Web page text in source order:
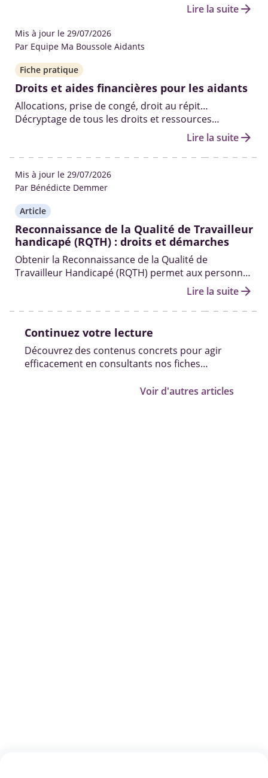
Lire la suitearrow_forward
Mis à jour le 29/07/2026
Par Equipe Ma Boussole Aidants
Fiche pratique
Droits et aides financières pour les aidants
Allocations, prise de congé, droit au répit…
Décryptage de tous les droits et ressources
existants pour aider les aidants à prendre soin de
leur proche âgé, malade ou handicapé, dans les
meilleures conditions.
Lire la suitearrow_forward
Mis à jour le 29/07/2026
Par Bénédicte Demmer
Article
Reconnaissance de la Qualité de Travailleur
handicapé (RQTH) : droits et démarches
Obtenir la Reconnaissance de la Qualité de
Travailleur Handicapé (RQTH) permet aux personnes
handicapées d’accéder ou maintenir un emploi
grâce à d’aides adaptées à leur situation.
Lire la suitearrow_forward
Continuez votre lecture
Découvrez des contenus concrets pour agir
efficacement en consultants nos fiches
Voir d'autres articles